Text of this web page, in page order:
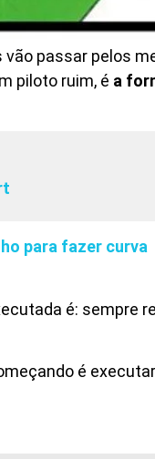
passar pelos
piloto ruim, é a
é: sempre
é